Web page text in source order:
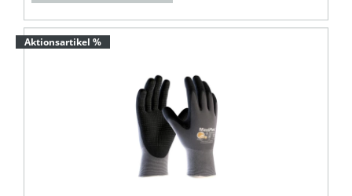
Aktionsartikel %